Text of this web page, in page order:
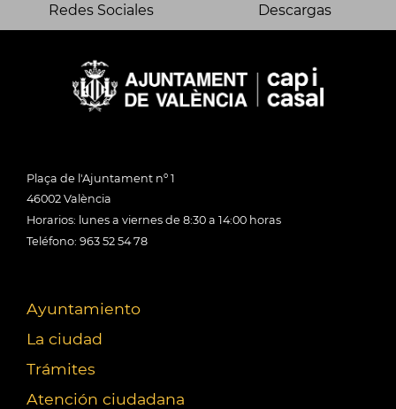
Redes Sociales Descargas
Plaça de l'Ajuntament nº 1
46002 València
Horarios: lunes a viernes de 8:30 a 14:00 horas
Teléfono: 963 52 54 78
Ayuntamiento
La ciudad
Trámites
Atención ciudadana